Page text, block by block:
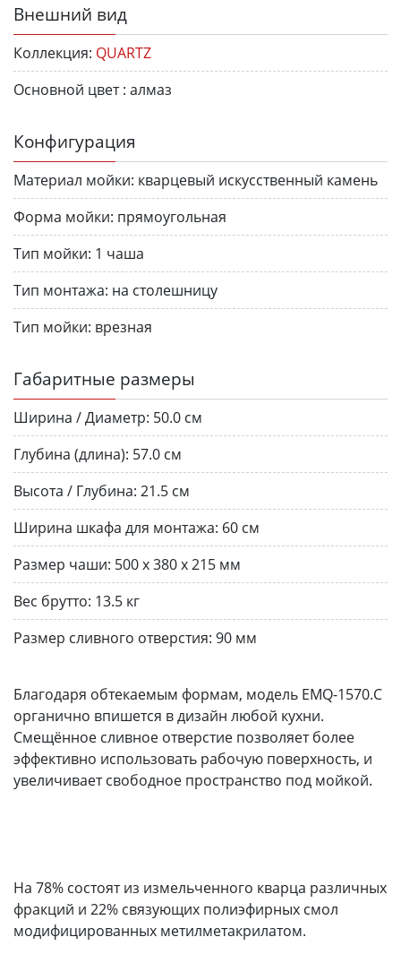
Внешний вид
Коллекция: QUARTZ
Основной цвет : алмаз
Конфигурация
Материал мойки: кварцевый искусственный камень
Форма мойки: прямоугольная
Тип мойки: 1 чаша
Тип монтажа: на столешницу
Тип мойки: врезная
Габаритные размеры
Ширина / Диаметр: 50.0 см
Глубина (длина): 57.0 см
Высота / Глубина: 21.5 см
Ширина шкафа для монтажа: 60 см
Размер чаши: 500 x 380 х 215 мм
Вес брутто: 13.5 кг
Размер сливного отверстия: 90 мм
Благодаря обтекаемым формам, модель EMQ-1570.С
органично впишется в дизайн любой кухни.
Смещённое сливное отверстие позволяет более
эффективно использовать рабочую поверхность, и
увеличивает свободное пространство под мойкой.
На 78% состоят из измельченного кварца различных
фракций и 22% связующих полиэфирных смол
модифицированных метилметакрилатом.